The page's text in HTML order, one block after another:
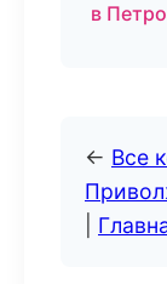
в
← Все